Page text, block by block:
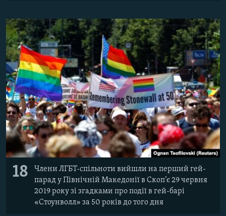
18
Члени ЛГБТ-спільноти вийшли на перший гей-
парад у Північній Македонії в Скоп’є 29 червня
2019 року зі згадками про події в гей-барі
«Стоунволл» за 50 років до того дня